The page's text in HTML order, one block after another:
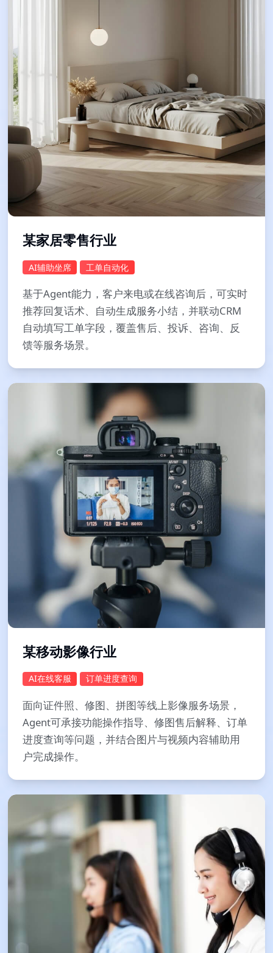
某家居零售行业
AI辅助坐席 工单自动化
基于Agent能力，客户来电或在线咨询后，可实时
推荐回复话术、自动生成服务小结，并联动CRM
自动填写工单字段，覆盖售后、投诉、咨询、反
馈等服务场景。
某移动影像行业
AI在线客服 订单进度查询
面向证件照、修图、拼图等线上影像服务场景，
Agent可承接功能操作指导、修图售后解释、订单
进度查询等问题，并结合图片与视频内容辅助用
户完成操作。